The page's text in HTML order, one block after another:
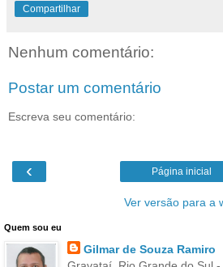
Compartilhar
Nenhum comentário:
Postar um comentário
Escreva seu comentário:
‹ Página inicial
Ver versão para a
Quem sou eu
Gilmar de Souza Ramiro